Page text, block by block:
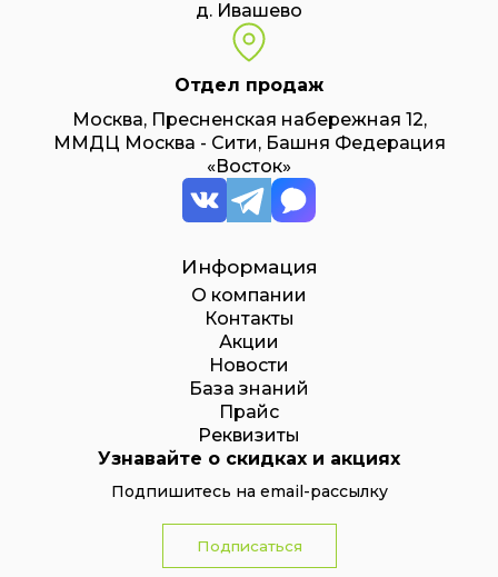
д. Ивашево
Отдел продаж
Москва, Пресненская набережная 12,
ММДЦ Москва - Сити, Башня Федерация
«Восток»
Информация
О компании
Контакты
Акции
Новости
База знаний
Прайс
Реквизиты
Узнавайте о скидках и акциях
Подпишитесь на email-рассылку
Подписаться